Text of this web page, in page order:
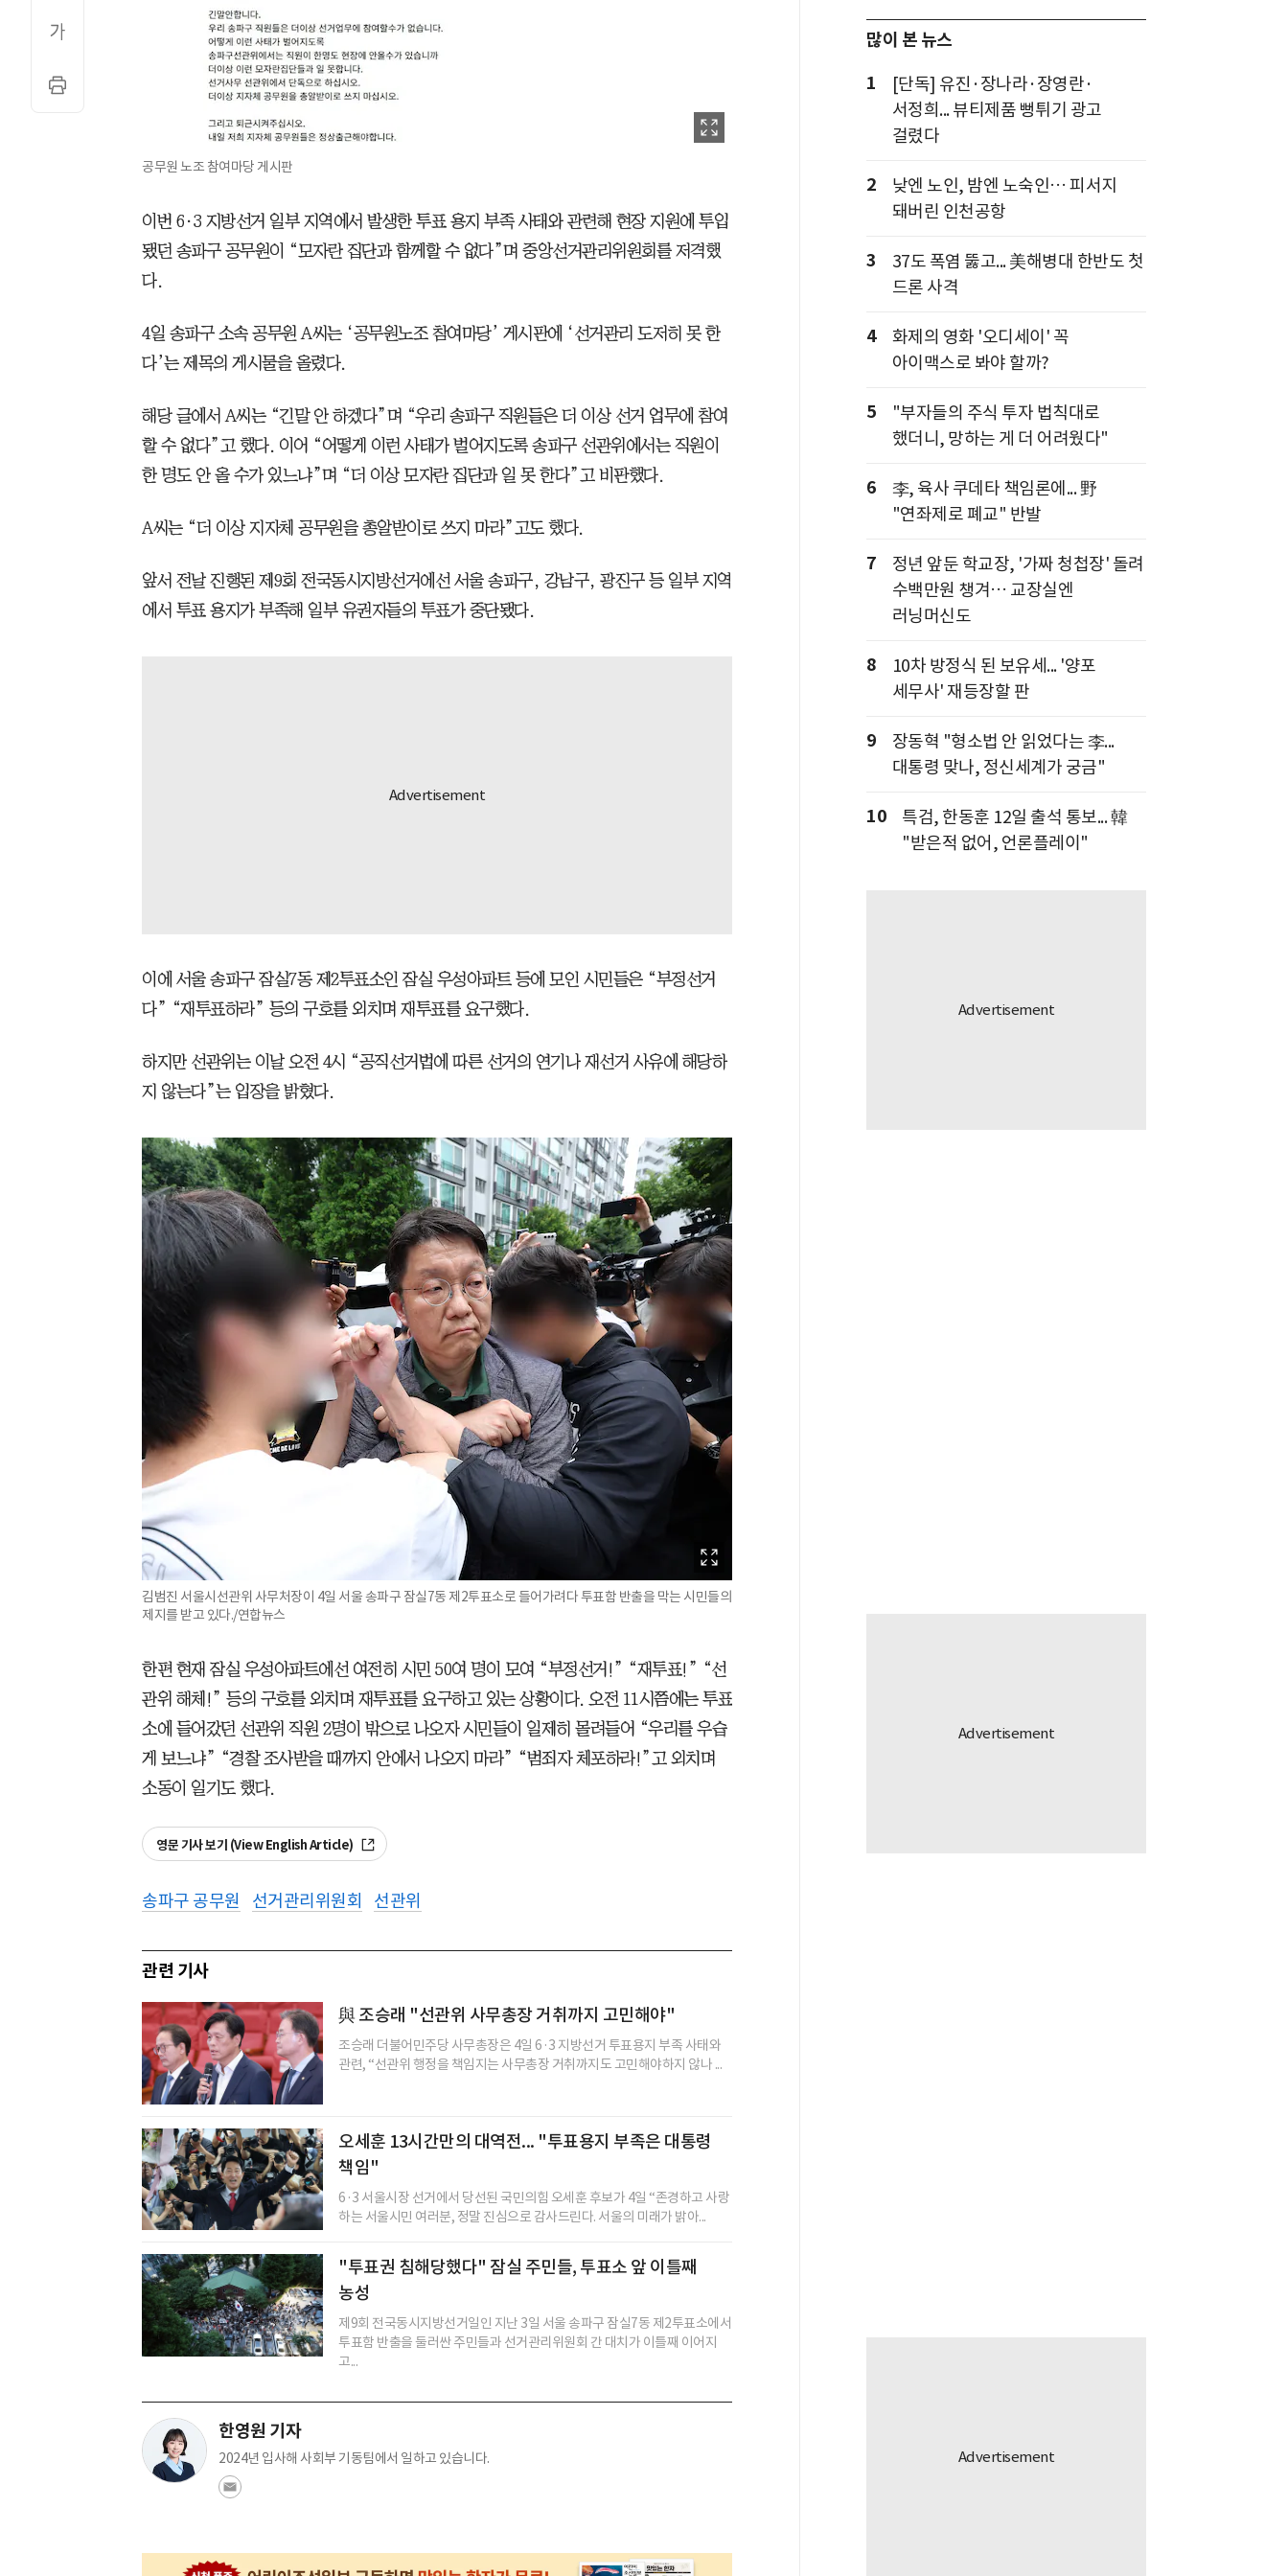
공무원 노조 참여마당 게시판
이번 6·3 지방선거 일부 지역에서 발생한 투표 용지 부족 사태와 관련해 현장 지원에 투입
됐던 송파구 공무원이 “모자란 집단과 함께할 수 없다”며 중앙선거관리위원회를 저격했
다.
4일 송파구 소속 공무원 A씨는 ‘공무원노조 참여마당’ 게시판에 ‘선거관리 도저히 못 한
다’는 제목의 게시물을 올렸다.
해당 글에서 A씨는 “긴말 안 하겠다”며 “우리 송파구 직원들은 더 이상 선거 업무에 참여
할 수 없다”고 했다. 이어 “어떻게 이런 사태가 벌어지도록 송파구 선관위에서는 직원이
한 명도 안 올 수가 있느냐”며 “더 이상 모자란 집단과 일 못 한다”고 비판했다.
A씨는 “더 이상 지자체 공무원을 총알받이로 쓰지 마라”고도 했다.
앞서 전날 진행된 제9회 전국동시지방선거에선 서울 송파구, 강남구, 광진구 등 일부 지역
에서 투표 용지가 부족해 일부 유권자들의 투표가 중단됐다.
이에 서울 송파구 잠실7동 제2투표소인 잠실 우성아파트 등에 모인 시민들은 “부정선거
다” “재투표하라” 등의 구호를 외치며 재투표를 요구했다.
하지만 선관위는 이날 오전 4시 “공직선거법에 따른 선거의 연기나 재선거 사유에 해당하
지 않는다”는 입장을 밝혔다.
김범진 서울시선관위 사무처장이 4일 서울 송파구 잠실7동 제2투표소로 들어가려다 투표함 반출을 막는 시민들의
제지를 받고 있다./연합뉴스
한편 현재 잠실 우성아파트에선 여전히 시민 50여 명이 모여 “부정선거!” “재투표!” “선
관위 해체!” 등의 구호를 외치며 재투표를 요구하고 있는 상황이다. 오전 11시쯤에는 투표
소에 들어갔던 선관위 직원 2명이 밖으로 나오자 시민들이 일제히 몰려들어 “우리를 우습
게 보느냐” “경찰 조사받을 때까지 안에서 나오지 마라” “범죄자 체포하라!”고 외치며
소동이 일기도 했다.
영문 기사 보기 (View English Article)
송파구 공무원 선거관리위원회 선관위
관련 기사
與 조승래 "선관위 사무총장 거취까지 고민해야"
조승래 더불어민주당 사무총장은 4일 6·3 지방선거 투표용지 부족 사태와
관련, “선관위 행정을 책임지는 사무총장 거취까지도 고민해야하지 않나 ...
오세훈 13시간만의 대역전... "투표용지 부족은 대통령
책임"
6·3 서울시장 선거에서 당선된 국민의힘 오세훈 후보가 4일 “존경하고 사랑
하는 서울시민 여러분, 정말 진심으로 감사드린다. 서울의 미래가 밝아...
"투표권 침해당했다" 잠실 주민들, 투표소 앞 이틀째
농성
제9회 전국동시지방선거일인 지난 3일 서울 송파구 잠실7동 제2투표소에서
투표함 반출을 둘러싼 주민들과 선거관리위원회 간 대치가 이틀째 이어지
고...
한영원 기자
2024년 입사해 사회부 기동팀에서 일하고 있습니다.
많이 본 뉴스
1
[단독] 유진·장나라·장영란·
서정희... 뷰티제품 뻥튀기 광고
걸렸다
2
낮엔 노인, 밤엔 노숙인… 피서지
돼버린 인천공항
3
37도 폭염 뚫고... 美해병대 한반도 첫
드론 사격
4
화제의 영화 '오디세이' 꼭
아이맥스로 봐야 할까?
5
"부자들의 주식 투자 법칙대로
했더니, 망하는 게 더 어려웠다"
6
李, 육사 쿠데타 책임론에... 野
"연좌제로 폐교" 반발
7
정년 앞둔 학교장, '가짜 청첩장' 돌려
수백만원 챙겨… 교장실엔
러닝머신도
8
10차 방정식 된 보유세... '양포
세무사' 재등장할 판
9
장동혁 "형소법 안 읽었다는 李...
대통령 맞나, 정신세계가 궁금"
10
특검, 한동훈 12일 출석 통보... 韓
"받은적 없어, 언론플레이"